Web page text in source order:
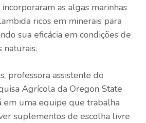
as algas marinhas
ricos em minerais para
sua eficácia em condições de
naturais.
professora assistente do
Agrícola da Oregon State
em uma equipe que trabalha
suplementos de escolha livre